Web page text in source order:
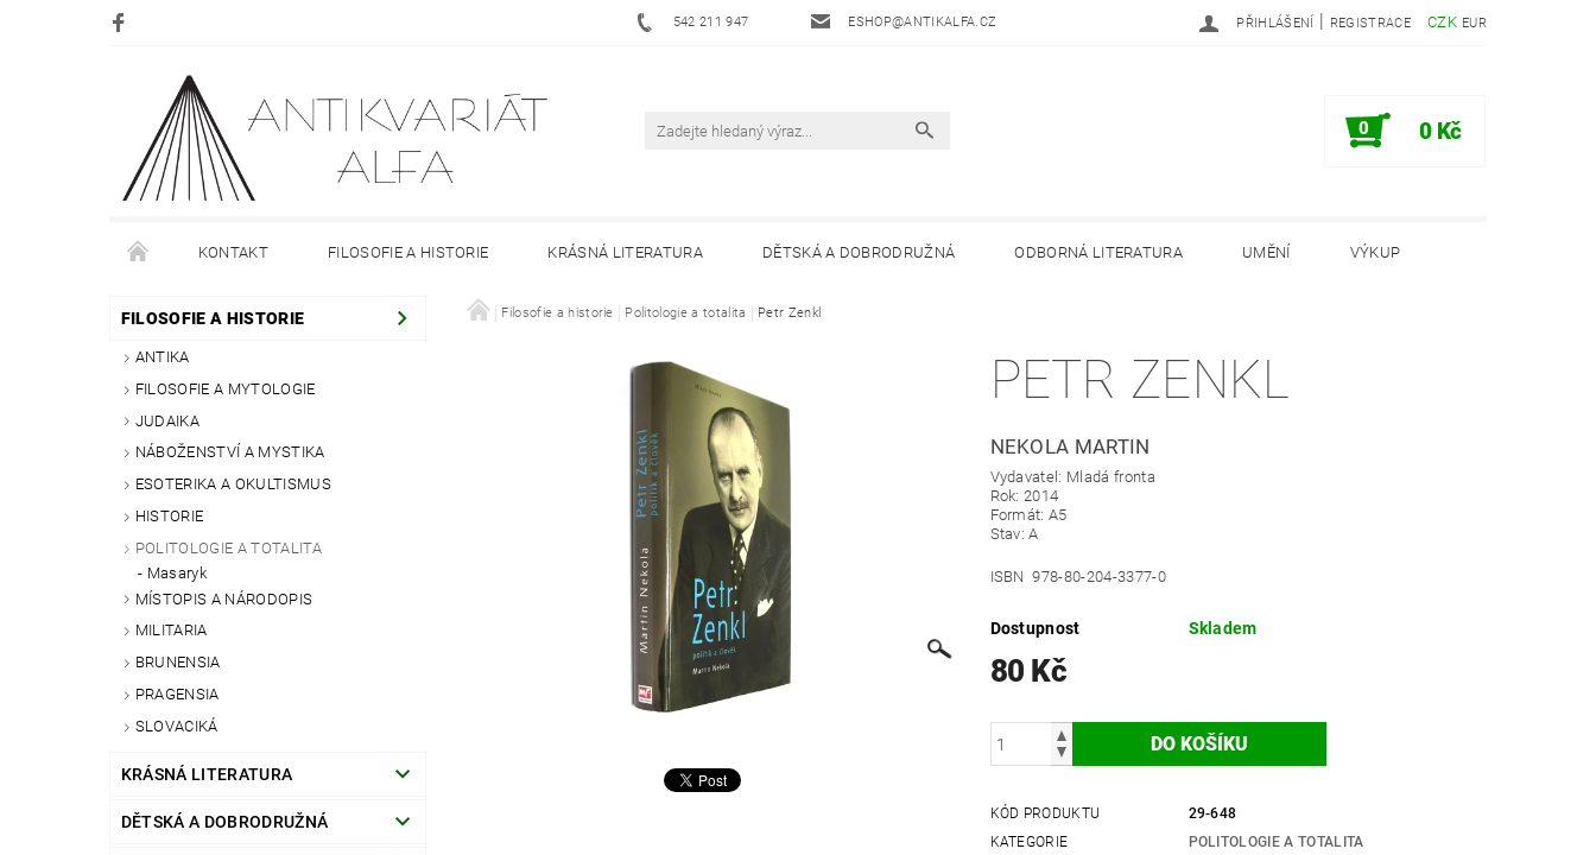
542 211 947 ESHOP@ANTIKALFA.CZ CZK EUR
PŘIHLÁŠENÍ | REGISTRACE
0 0 Kč
KONTAKT FILOSOFIE A HISTORIE KRÁSNÁ LITERATURA DĚTSKÁ A DOBRODRUŽNÁ ODBORNÁ LITERATURA UMĚNÍ VÝKUP
DOPRAVA PLATBA O NÁKUPU O ANTIKVARIÁTU ALFA HODNOCENÍ OBCHODU
FILOSOFIE A HISTORIE
ANTIKA
FILOSOFIE A MYTOLOGIE
JUDAIKA
NÁBOŽENSTVÍ A MYSTIKA
ESOTERIKA A OKULTISMUS
HISTORIE
POLITOLOGIE A TOTALITA
Masaryk
MÍSTOPIS A NÁRODOPIS
MILITARIA
BRUNENSIA
PRAGENSIA
SLOVACIKÁ
KRÁSNÁ LITERATURA
DĚTSKÁ A DOBRODRUŽNÁ
Filosofie a historie Politologie a totalita Petr Zenkl
PETR ZENKL
NEKOLA MARTIN
Vydavatel: Mladá fronta
Rok: 2014
Formát: A5
Stav: A
ISBN 978-80-204-3377-0
Dostupnost Skladem
80 Kč
KÓD PRODUKTU
29-648
KATEGORIE
POLITOLOGIE A TOTALITA